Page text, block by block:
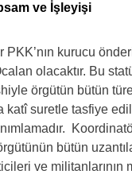
ve İşleyişi
PKK’nın kurucu
olacaktır. Bu
örgütün bütün
katî suretle tasfiye
bütün
ve militanlarının